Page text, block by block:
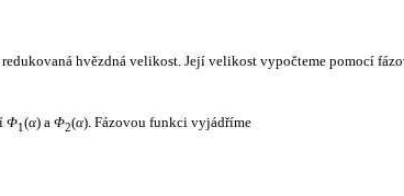
redukovaná hvězdná velikost. Její velikost vypočteme pomocí
Φ1(α) a Φ2(α). Fázovou funkci vyjádříme